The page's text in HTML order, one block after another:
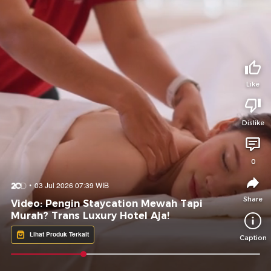
Like
Dislike
0
Share
Caption
03 Jul 2026 07:39 WIB
Video: Pengin Staycation Mewah Tapi
Murah? Trans Luxury Hotel Aja!
Lihat Produk Terkait
Share to
Facebook Whatsapp Telegram
Copy Link Copy Embed
Copy Embed &
Suka video ini?
Login untuk menyampaikan pendapat.
Tidak suka video ini?
Login untuk menyampaikan pendapat.